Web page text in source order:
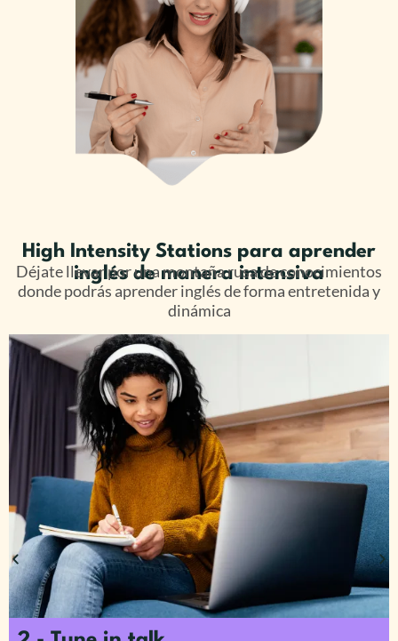
High Intensity Stations para aprender
inglés de manera intensiva
Déjate llevar por una montaña rusa de conocimientos
donde podrás aprender inglés de forma entretenida y
dinámica